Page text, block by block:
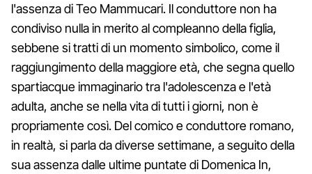
l'assenza di Teo Mammucari. Il conduttore non ha
condiviso nulla in merito al compleanno della figlia,
sebbene si tratti di un momento simbolico, come il
raggiungimento della maggiore età, che segna quello
spartiacque immaginario tra l'adolescenza e l'età
adulta, anche se nella vita di tutti i giorni, non è
propriamente così. Del comico e conduttore romano,
in realtà, si parla da diverse settimane, a seguito della
sua assenza dalle ultime puntate di Domenica In,